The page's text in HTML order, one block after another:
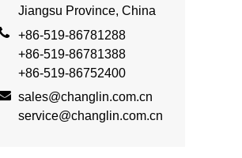
Jiangsu Province, China
+86-519-86781288
+86-519-86781388
+86-519-86752400
sales@changlin.com.cn
service@changlin.com.cn